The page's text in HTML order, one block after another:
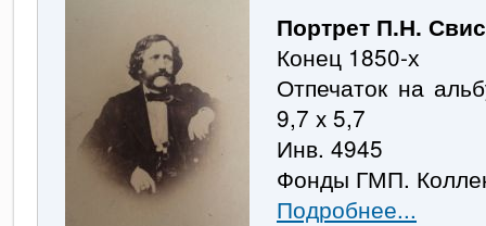
Портрет П.Н.
Конец 1850-х
Отпечаток на
9,7 x 5,7
Инв. 4945
Фонды ГМП.
Подробнее...